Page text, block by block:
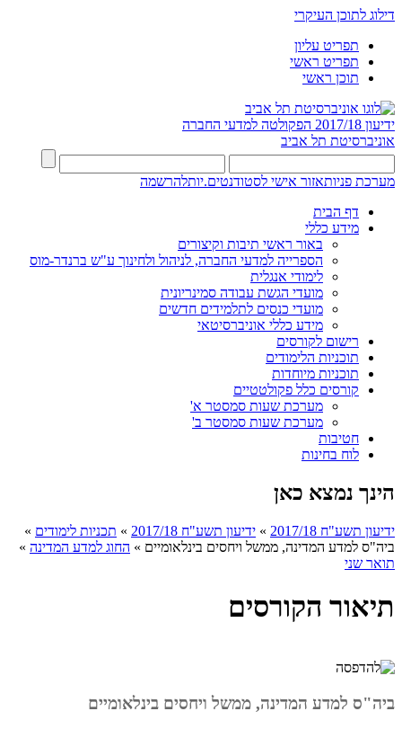
דילוג לתוכן העיקרי
תפריט עליון
תפריט ראשי
תוכן ראשי
ידיעון 2017/18
הפקולטה למדעי החברה
אוניברסיטת תל אביב
מערכת פניותאזור אישי לסטודנטים.יותלהרשמה
דף הבית
מידע כללי
באור ראשי תיבות וקיצורים
הספרייה למדעי החברה, לניהול ולחינוך ע"ש ברנדר-מוס
לימודי אנגלית
מועדי הגשת עבודה סמינריונית
מועדי כנסים לתלמידים חדשים
מידע כללי אוניברסיטאי
רישום לקורסים
תוכניות הלימודים
תוכניות מיוחדות
קורסים כלל פקולטטיים
מערכת שעות סמסטר א'
מערכת שעות סמסטר ב'
חטיבות
לוח בחינות
הינך נמצא כאן
ידיעון תשע"ח 2017/18 » ידיעון תשע"ח 2017/18 » תכניות לימודים »
ביה"ס למדע המדינה, ממשל ויחסים בינלאומיים » החוג למדע המדינה »
תואר שני
תיאור הקורסים
ביה"ס למדע המדינה, ממשל ויחסים בינלאומיים